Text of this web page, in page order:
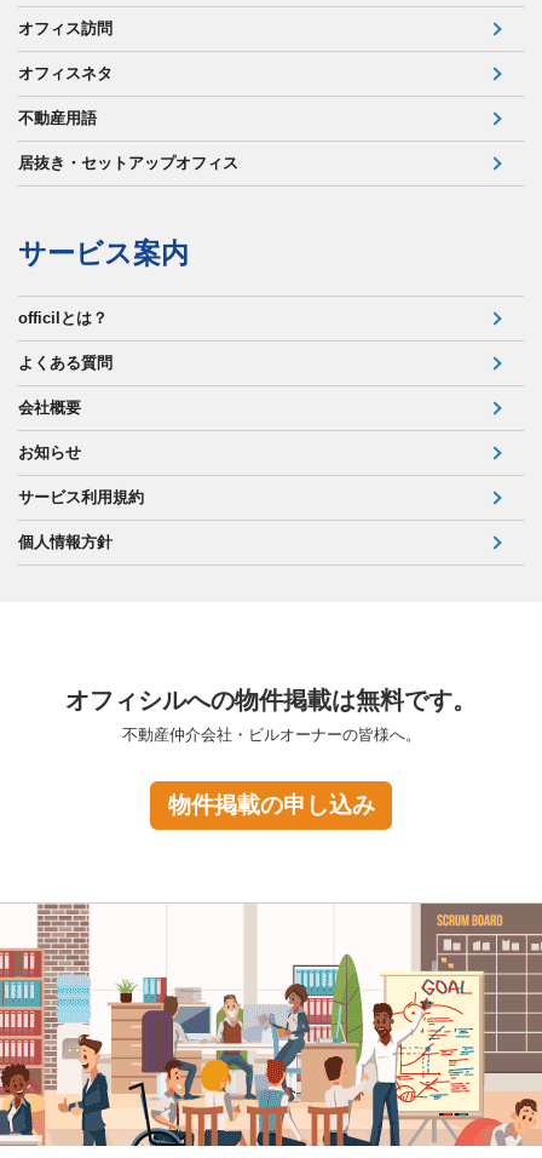
オフィス訪問
オフィスネタ
不動産用語
居抜き・セットアップオフィス
サービス案内
officilとは？
よくある質問
会社概要
お知らせ
サービス利用規約
個人情報方針
オフィシルへの物件掲載は無料です。
不動産仲介会社・ビルオーナーの皆様へ。
物件掲載の申し込み